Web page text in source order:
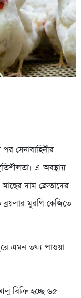
সেনাবাহিনীর
এ অবস্থায়
দাম ক্রেতাদের
ব্রয়লার মুরগি কেজিতে
এমন তথ্য পাওয়া
বিক্রি হচ্ছে ৬৫